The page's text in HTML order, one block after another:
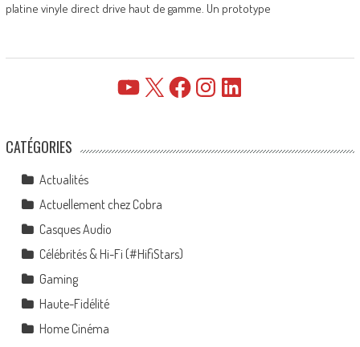
platine vinyle direct drive haut de gamme. Un prototype
YouTube FacebookInstagramLinkedIn
CATÉGORIES
Actualités
Actuellement chez Cobra
Casques Audio
Célébrités & Hi-Fi (#HifiStars)
Gaming
Haute-Fidélité
Home Cinéma